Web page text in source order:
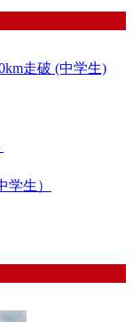
走破 (中学生)
学生）